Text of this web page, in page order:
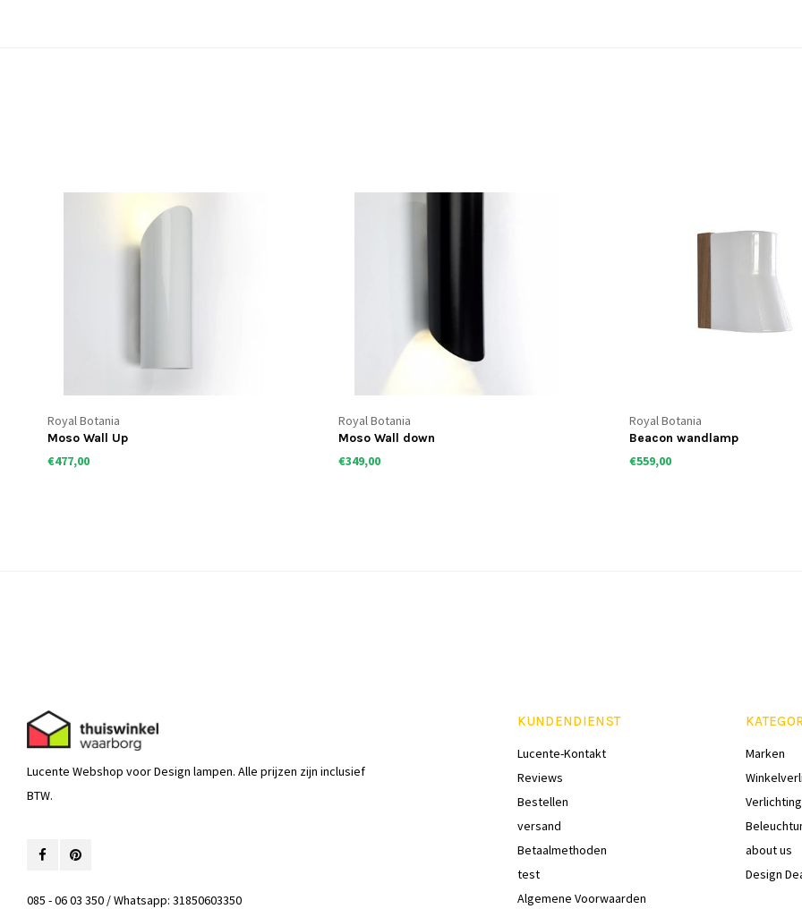
Royal Botania
Moso Wall Up
€477,00
Royal Botania
Moso Wall down
€349,00
Royal Botania
Beacon wandlamp
€559,00
Lucente Webshop voor Design lampen. Alle prijzen zijn inclusief
BTW.
085 - 06 03 350 / Whatsapp: 31850603350
KUNDENDIENST
Lucente-Kontakt
Reviews
Bestellen
versand
Betaalmethoden
test
Algemene Voorwaarden
Marken
Verlichting
about us
Design